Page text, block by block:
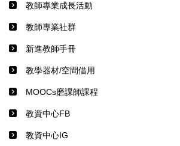
教師專業成長活動
教師專業社群
新進教師手冊
教學器材/空間借用
MOOCs磨課師課程
教資中心FB
教資中心IG